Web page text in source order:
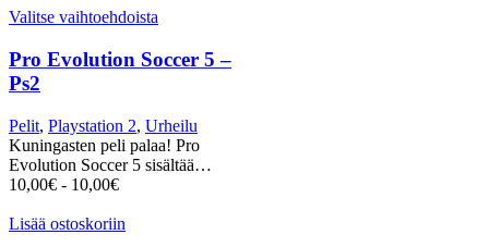
Valitse vaihtoehdoista
Pro Evolution Soccer 5 –
Ps2
Pelit, Playstation 2, Urheilu
Kuningasten peli palaa! Pro
Evolution Soccer 5 sisältää…
10,00€ - 10,00€
Lisää ostoskoriin